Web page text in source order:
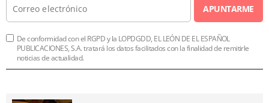
APUNTARME
De conformidad con el RGPD y la LOPDGDD, EL LEÓN DE EL ESPAÑOL
PUBLICACIONES, S.A. tratará los datos facilitados con la finalidad de remitirle
noticias de actualidad.